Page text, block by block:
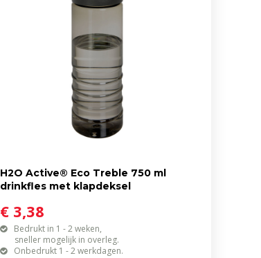
H2O Active® Eco Treble 750 ml
drinkfles met klapdeksel
€ 3,38
Bedrukt in 1 - 2 weken,
sneller mogelijk in overleg.
Onbedrukt 1 - 2 werkdagen.